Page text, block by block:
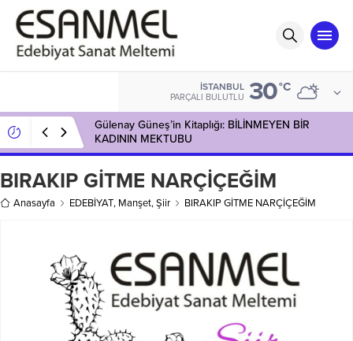
İSTANBUL
PARÇALI BULUTLU 30°C
Gülenay Güneş’in Kitaplığı: BİLİNMEYEN BİR
KADININ MEKTUBU
BIRAKIP GİTME NARÇİÇEĞİM
Anasayfa EDEBİYAT, Manşet,Şiir BIRAKIP GİTME NARÇİÇEĞİM